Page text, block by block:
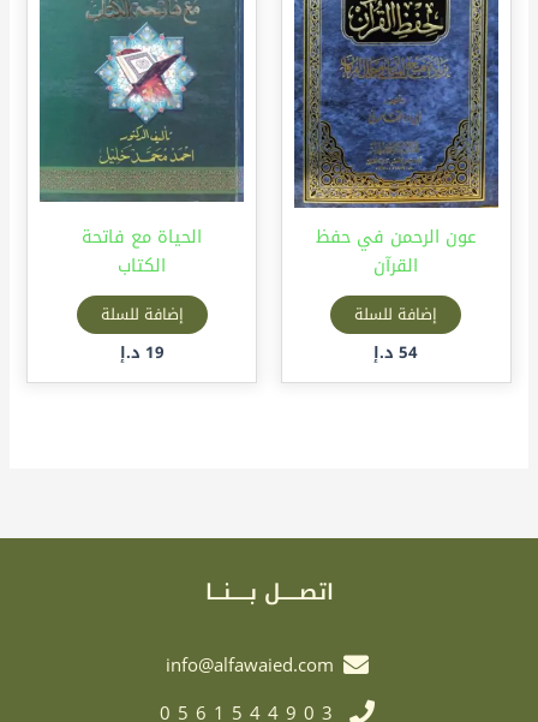
عون الرحمن في حفظ
القرآن
إضافة للسلة
54 د.إ
الحياة مع فاتحة
الكتاب
إضافة للسلة
19 د.إ
اتصـــــل بـــــنـــا
info@alfawaied.com
0561544903